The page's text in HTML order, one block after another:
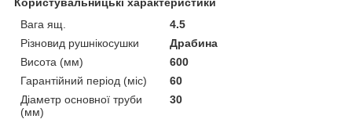
Вага ящ.
4.5
Різновид рушнікосушки
Драбина
Висота (мм)
600
Гарантійний період (міс)
60
Діаметр основної труби
(мм)
30